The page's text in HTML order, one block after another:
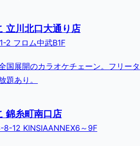
立川北口大通り店
2 フロム中武B1F
国展開のカラオケチェーン。フリータ
題あり。
錦糸町南口店
12 KINSIAANNEX6～9F